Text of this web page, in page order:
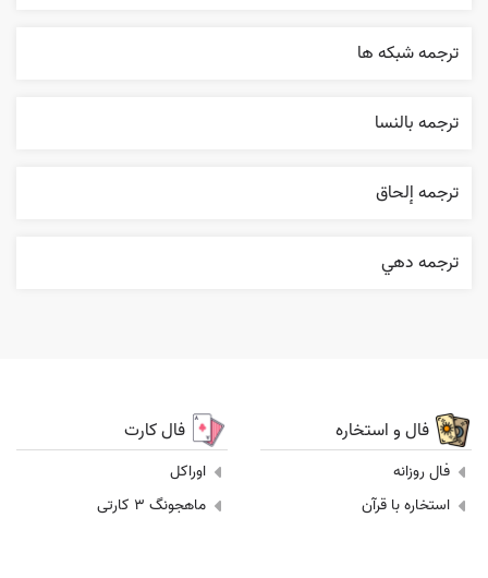
ترجمه شبکه ها
ترجمه بالنسا
ترجمه إلحاق
ترجمه دهي
فال و استخاره
فال روزانه
استخاره با قرآن
فال کارت
اوراکل
ماهجونگ 3 کارتی